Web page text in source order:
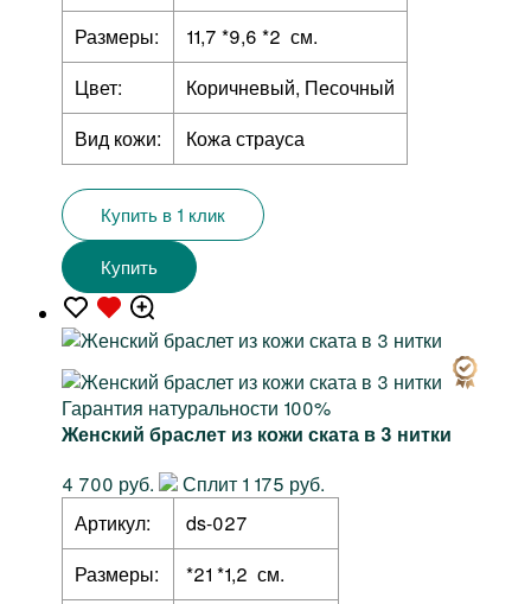
Размеры:
11,7 *9,6 *2 см.
Цвет:
Коричневый, Песочный
Вид кожи:
Кожа страуса
Купить в 1 клик
Купить
Гарантия натуральности 100%
Женский браслет из кожи ската в 3 нитки
4 700 руб.
Сплит 1 175 руб.
Артикул:
ds-027
Размеры:
*21 *1,2 см.